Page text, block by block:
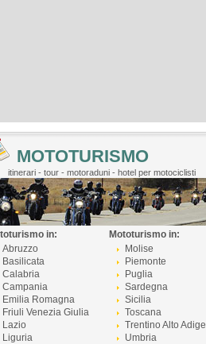
MOTOTURISMO
itinerari - tour - motoraduni - hotel per motociclisti
in:
Abruzzo
Basilicata
Calabria
Campania
Emilia Romagna
Friuli Venezia Giulia
Lazio
Liguria
Mototurismo in:
Molise
Piemonte
Puglia
Sardegna
Sicilia
Toscana
Trentino Alto Adige
Umbria